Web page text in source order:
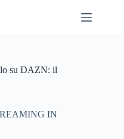
su DAZN: il
IN